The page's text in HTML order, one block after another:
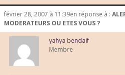
février 28, 2007 à 11:39en réponse à :
MODERATEURS OU ETES VOUS ?
yahya bendaif
Membre